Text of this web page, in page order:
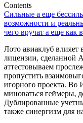
Contents
Сильные а еще
возможности и
чего вручат а еще как
Лото авиаклуб влияет
лицензии, сделанной
аттестовываем
пропустить
игорного проекта. Во
миноваться геймеры,
Дублированные
также синергизм для